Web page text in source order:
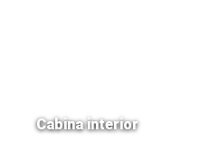
Cabina interior